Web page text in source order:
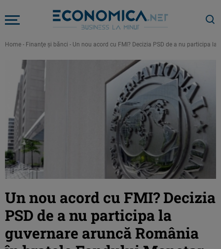
Home - Finanţe şi bănci - Un nou acord cu FMI? Decizia PSD de a nu participa
Un nou acord cu FMI? Decizia
PSD de a nu participa la
guvernare aruncă România